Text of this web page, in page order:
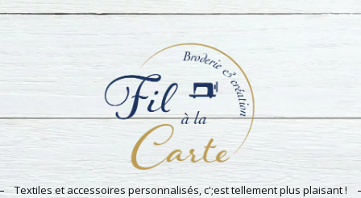
Textiles et accessoires personnalisés, c';est tellement plus plaisant !